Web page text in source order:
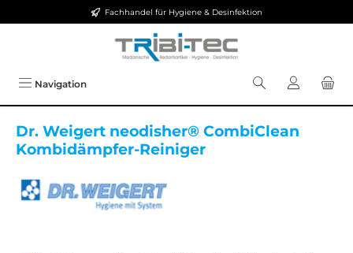
Zum Hauptinhalt springenFachhandel für Hygiene & Desinfektion
Navigation
Dr. Weigert neodisher® CombiClean
Kombidämpfer-Reiniger